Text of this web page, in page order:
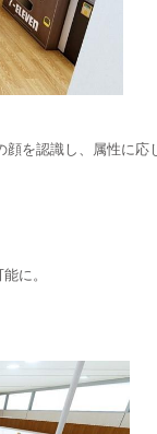
を認識し、属性に応
に。